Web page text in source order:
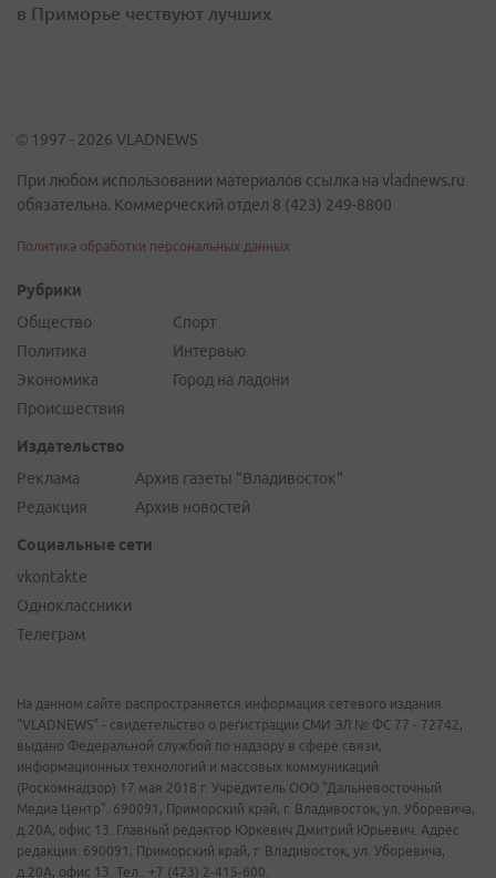
в Приморье чествуют лучших
© 1997 - 2026 VLADNEWS
При любом использовании материалов ссылка на vladnews.ru
обязательна. Коммерческий отдел 8 (423) 249-8800
Политика обработки персональных данных
Рубрики
Общество
Политика
Экономика
Происшествия
Спорт
Интервью
Город на ладони
Издательство
Реклама
Редакция
Архив газеты "Владивосток"
Архив новостей
Социальные сети
vkontakte
Одноклассники
Телеграм
На данном сайте распространяется информация сетевого издания
"VLADNEWS" - свидетельство о регистрации СМИ ЭЛ № ФС 77 - 72742,
выдано Федеральной службой по надзору в сфере связи,
информационных технологий и массовых коммуникаций
(Роскомнадзор) 17 мая 2018 г. Учредитель ООО "Дальневосточный
Медиа Центр". 690091, Приморский край, г. Владивосток, ул. Уборевича,
д.20А, офис 13. Главный редактор Юркевич Дмитрий Юрьевич. Адрес
редакции: 690091, Приморский край, г. Владивосток, ул. Уборевича,
д.20А, офис 13. Тел.: +7 (423) 2-415-600.